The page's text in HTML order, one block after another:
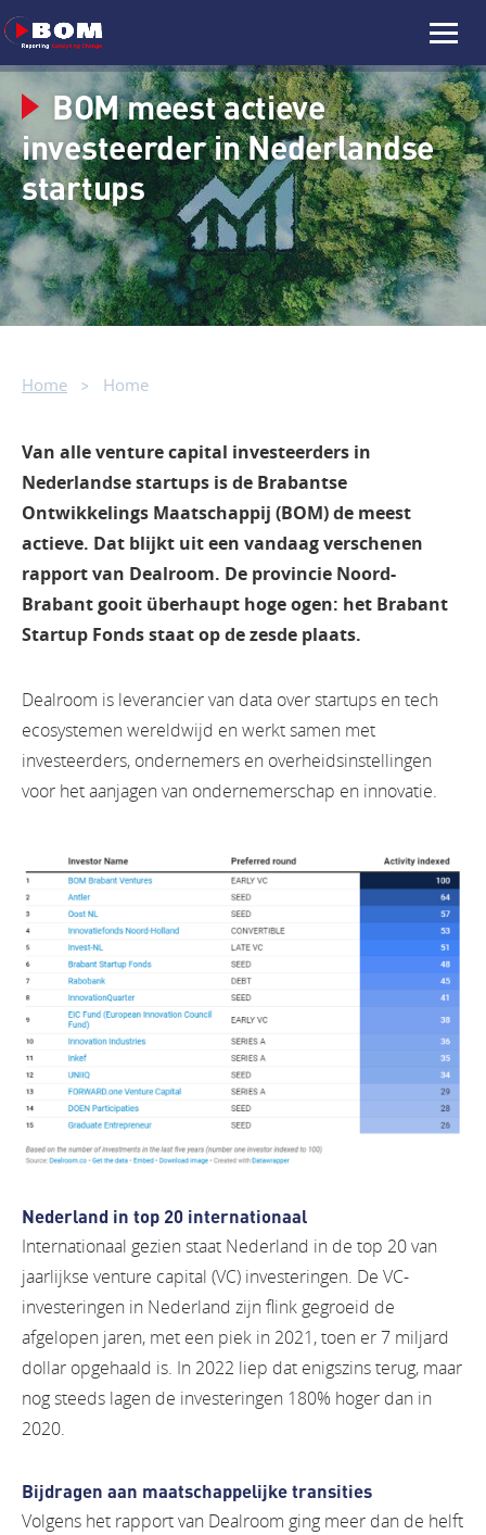
BOM meest actieve
investeerder in Nederlandse
startups
Home Home
Van alle venture capital investeerders in
Nederlandse startups is de Brabantse
Ontwikkelings Maatschappij (BOM) de meest
actieve. Dat blijkt uit een vandaag verschenen
rapport van Dealroom. De provincie Noord-
Brabant gooit überhaupt hoge ogen: het Brabant
Startup Fonds staat op de zesde plaats.
Dealroom is leverancier van data over startups en tech
ecosystemen wereldwijd en werkt samen met
investeerders, ondernemers en overheidsinstellingen
voor het aanjagen van ondernemerschap en innovatie.
Nederland in top 20 internationaal
Internationaal gezien staat Nederland in de top 20 van
jaarlijkse venture capital (VC) investeringen. De VC-
investeringen in Nederland zijn flink gegroeid de
afgelopen jaren, met een piek in 2021, toen er 7 miljard
dollar opgehaald is. In 2022 liep dat enigszins terug, maar
nog steeds lagen de investeringen 180% hoger dan in
2020.
Bijdragen aan maatschappelijke transities
Volgens het rapport van Dealroom ging meer dan de helft